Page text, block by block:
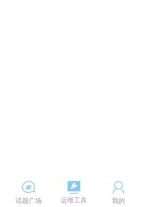
话题广场 运维工具 我的